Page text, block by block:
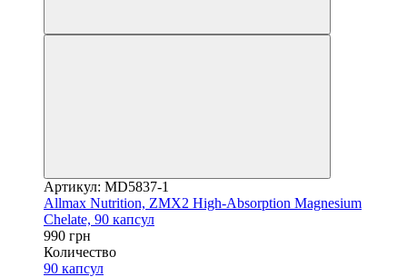
Артикул: MD5837-1
Allmax Nutrition, ZMX2 High-Absorption Magnesium
Chelate, 90 капсул
990 грн
Количество
90 капсул